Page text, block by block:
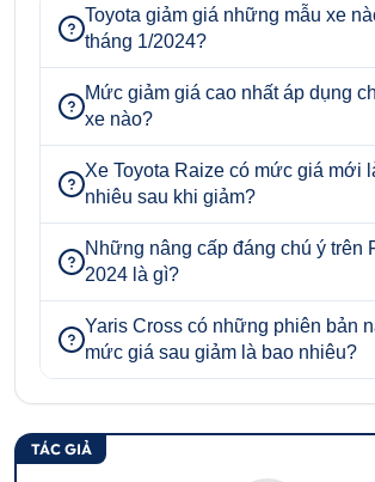
Toyota giảm giá những mẫu xe
tháng 1/2024?
Mức giảm giá cao nhất áp dụng
xe nào?
Xe Toyota Raize có mức giá mới
nhiêu sau khi giảm?
Những nâng cấp đáng chú ý trên
2024 là gì?
Yaris Cross có những phiên bản
mức giá sau giảm là bao nhiêu?
TÁC GIẢ